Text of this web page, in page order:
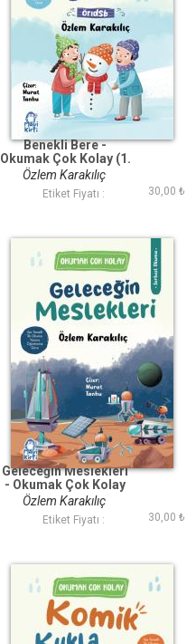
Benekli Bere -
Okumak Çok Kolay (1.
Sınıf)
Özlem Karakılıç
Etiket Fiyatı : 30,00 ₺
Geleceğin Meslekleri
- Okumak Çok Kolay
(1. Sınıf)
Özlem Karakılıç
Etiket Fiyatı : 30,00 ₺